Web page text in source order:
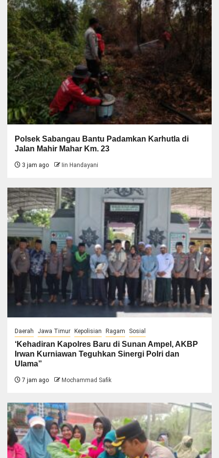
Polsek Sabangau Bantu Padamkan Karhutla di
Jalan Mahir Mahar Km. 23
3 jam ago Iin Handayani
Daerah Jawa Timur Kepolisian Ragam Sosial
‘Kehadiran Kapolres Baru di Sunan Ampel, AKBP
Irwan Kurniawan Teguhkan Sinergi Polri dan
Ulama”
7 jam ago Mochammad Safik